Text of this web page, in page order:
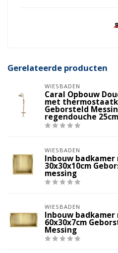
Gerelateerde producten
WIESBADEN
Caral Opbouw
met
Geborsteld
regendouche
WIESBADEN
Inbouw badkamer
30x30x10cm
messing
WIESBADEN
Inbouw badkamer
60x30x7cm
Messing